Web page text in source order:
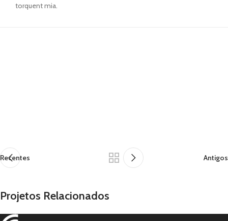
torquent mia.
Recentes Antigos
Projetos Relacionados